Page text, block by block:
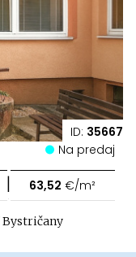
ID: 35667
Na predaj
| 63,52 €/m²